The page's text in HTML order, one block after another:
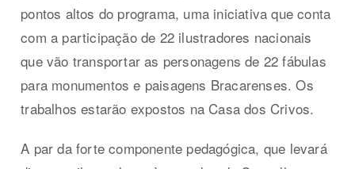
pontos altos do programa, uma iniciativa que conta
com a participação de 22 ilustradores nacionais
que vão transportar as personagens de 22 fábulas
para monumentos e paisagens Bracarenses. Os
trabalhos estarão expostos na Casa dos Crivos.
A par da forte componente pedagógica, que levará